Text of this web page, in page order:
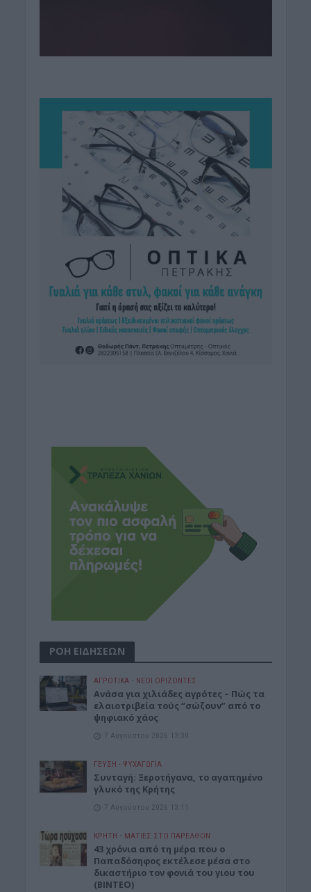
ΡΟΗ ΕΙΔΗΣΕΩΝ
ΑΓΡΟΤΙΚΑ • ΝΕΟΙ ΟΡΙΖΟΝΤΕΣ
Ανάσα για χιλιάδες αγρότες – Πώς τα
ελαιοτριβεία τούς “σώζουν” από το
ψηφιακό χάος
7 Αυγούστου 2026 13:30
ΓΕΎΣΗ - ΨΥΧΑΓΩΓΊΑ
Συνταγή: Ξεροτήγανα, το αγαπημένο
γλυκό της Κρήτης
7 Αυγούστου 2026 13:11
ΚΡΗΤΗ • ΜΑΤΙΕΣ ΣΤΟ ΠΑΡΕΛΘΟΝ
43 χρόνια από τη μέρα που ο
Παπαδόσηφος εκτέλεσε μέσα στο
δικαστήριο τον φονιά του γιου του
(ΒΙΝΤΕΟ)